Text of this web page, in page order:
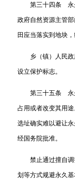
第三十四条 永久
政府自然资源主管
田应当落实到地块
乡（镇）人民政
设立保护标志。
第三十五条 永久
占用或者改变其用
选址确实难以避让
经国务院批准。
禁止通过擅自调
划等方式规避永久